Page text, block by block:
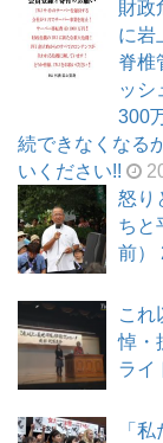
財政
に岩
脊椎
ッシ
300
続できなくなる
いください!!
怒り
ちと
前）
これ
悼・
ライ
「